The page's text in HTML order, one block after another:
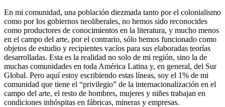
En mi comunidad, una población diezmada tanto por el colonialismo
como por los gobiernos neoliberales, no hemos sido reconocides
como productores de conocimientos en la literatura, y mucho menos
en el campo del arte, por el contrario, sólo hemos funcionado como
objetos de estudio y recipientes vacíos para sus elaboradas teorías
desarrolladas. Esta es la realidad no solo de mi región, sino la de
muchas comunidades en toda América Latina y, en general, del Sur
Global. Pero aquí estoy escribiendo estas líneas, soy el 1% de mi
comunidad que tiene el “privilegio” de la internacionalización en el
campo del arte, el resto de hombres, mujeres y niñes trabajan en
condiciones inhóspitas en fábricas, mineras y empresas.